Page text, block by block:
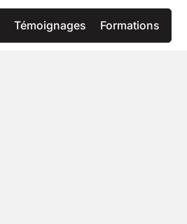
Témoignages Formations